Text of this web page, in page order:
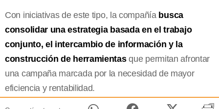
Con iniciativas de este tipo, la compañía busca
consolidar una estrategia basada en el trabajo
conjunto, el intercambio de información y la
construcción de herramientasque permitan afrontar
una campaña marcada por la necesidad de mayor
eficiencia y rentabilidad.